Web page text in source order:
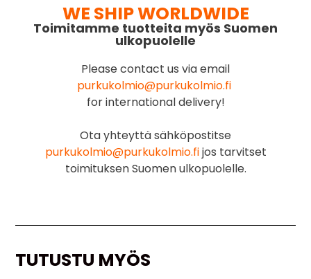
WE SHIP WORLDWIDE
Toimitamme tuotteita myös Suomen
ulkopuolelle
Please contact us via email
purkukolmio@purkukolmio.fi
for international delivery!
Ota yhteyttä sähköpostitse
purkukolmio@purkukolmio.fijos tarvitset
toimituksen Suomen ulkopuolelle.
TUTUSTU MYÖS